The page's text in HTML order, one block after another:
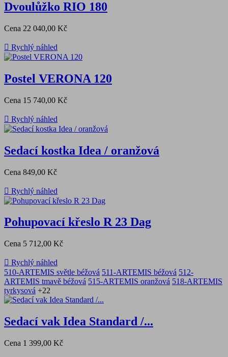
Dvoulůžko RIO 180
Cena 22 040,00 Kč
 Rychlý náhled
Postel VERONA 120
Cena 15 740,00 Kč
 Rychlý náhled
Sedací kostka Idea / oranžová
Cena 849,00 Kč
 Rychlý náhled
Pohupovací křeslo R 23 Dag
Cena 5 712,00 Kč
 Rychlý náhled
510-ARTEMIS světle béžová 511-ARTEMIS béžová 512-
ARTEMIS tmavě béžová 515-ARTEMIS oranžová 518-ARTEMIS
tyrkysová +22
Sedací vak Idea Standard /...
Cena 1 399,00 Kč